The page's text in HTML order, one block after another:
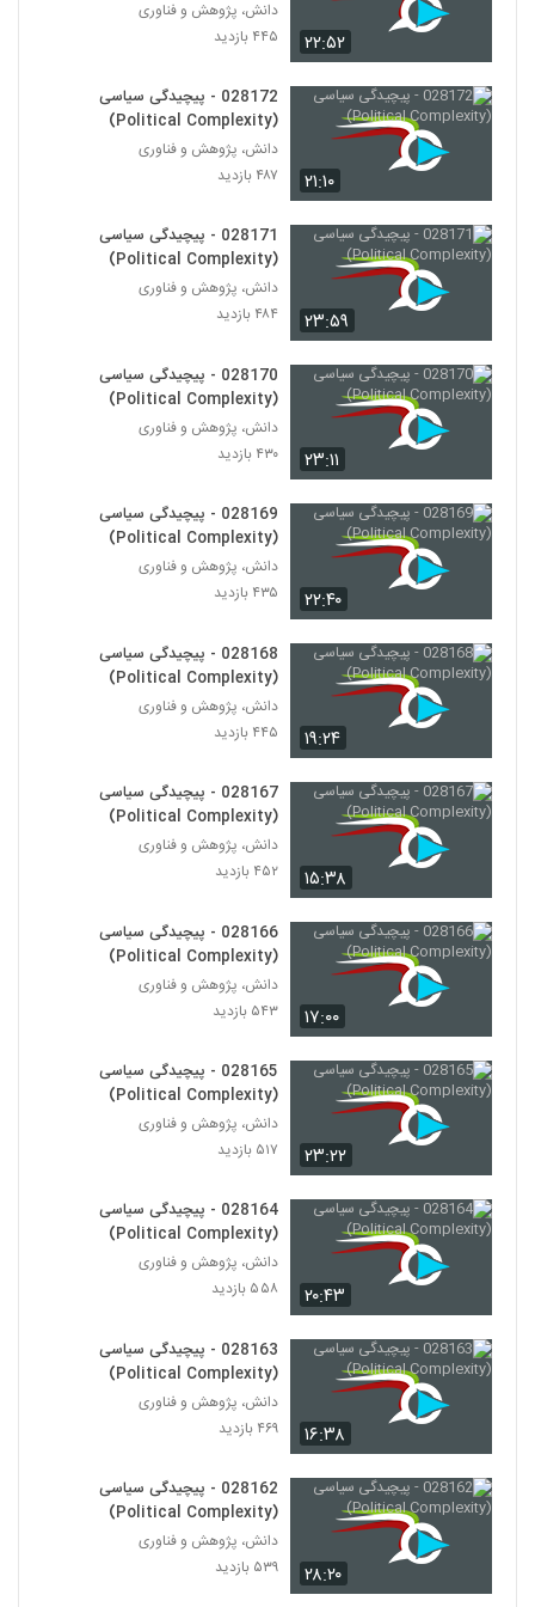
Complexity)
۴۸۴ بازدید
028172 - پیچیدگی سیاسی (Political
Complexity)
163
Complexity)
۴۴۵ بازدید
Complexity)
۴۲۷ بازدید
028175 - محیط زیست سیستم (Systems
Ecology)
166
Ecology)
Ecology)
۵۰۴ بازدید
028178 - محیط زیست سیستم (Systems
Ecology)
169
Ecology)
170
Ecology)
028181 - محیط زیست سیستم (Systems
Ecology)
۴۶۰ بازدید
172
Ecology)
173
Ecology)
028184 - محیط زیست سیستم (Systems
Ecology)
۴۸۳ بازدید
175
Ecology)
Ecology)
۴۴۴ بازدید
Ecology)
۵۵۰ بازدید
۲۲:۵۲
دانش، پژوهش و فناوری
۴۴۵ بازدید
۲۱:۱۰
028172 - پیچیدگی سیاسی
(Political Complexity)
دانش، پژوهش و فناوری
۴۸۷ بازدید
۲۳:۵۹
028171 - پیچیدگی سیاسی
(Political Complexity)
دانش، پژوهش و فناوری
۴۸۴ بازدید
۲۳:۱۱
028170 - پیچیدگی سیاسی
(Political Complexity)
دانش، پژوهش و فناوری
۴۳۰ بازدید
۲۲:۴۰
028169 - پیچیدگی سیاسی
(Political Complexity)
دانش، پژوهش و فناوری
۴۳۵ بازدید
۱۹:۲۴
028168 - پیچیدگی سیاسی
(Political Complexity)
دانش، پژوهش و فناوری
۴۴۵ بازدید
۱۵:۳۸
028167 - پیچیدگی سیاسی
(Political Complexity)
دانش، پژوهش و فناوری
۴۵۲ بازدید
۱۷:۰۰
028166 - پیچیدگی سیاسی
(Political Complexity)
دانش، پژوهش و فناوری
۵۴۳ بازدید
۲۳:۲۲
028165 - پیچیدگی سیاسی
(Political Complexity)
دانش، پژوهش و فناوری
۵۱۷ بازدید
۲۰:۴۳
028164 - پیچیدگی سیاسی
(Political Complexity)
دانش، پژوهش و فناوری
۵۵۸ بازدید
۱۶:۳۸
028163 - پیچیدگی سیاسی
(Political Complexity)
دانش، پژوهش و فناوری
۴۶۹ بازدید
۲۸:۲۰
028162 - پیچیدگی سیاسی
(Political Complexity)
دانش، پژوهش و فناوری
۵۳۹ بازدید